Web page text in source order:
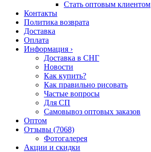
Стать оптовым клиентом
Контакты
Политика возврата
Доставка
Оплата
Информация ›
Доставка в СНГ
Новости
Как купить?
Как правильно рисовать
Частые вопросы
Для СП
Самовывоз оптовых заказов
Оптом
Отзывы (7068)
Фотогалерея
Акции и скидки